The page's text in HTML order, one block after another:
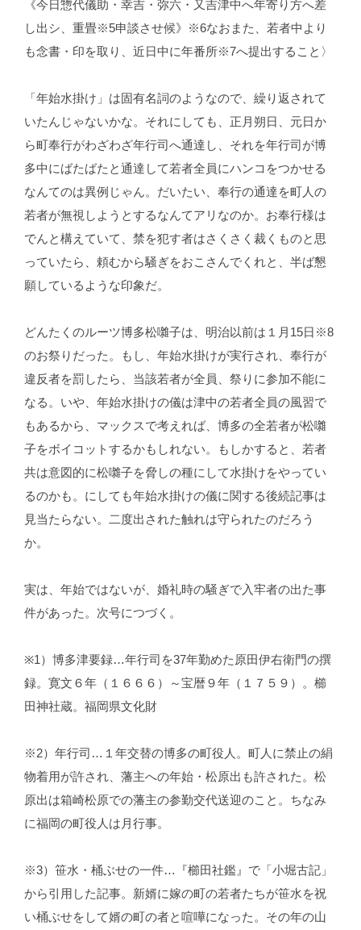
《今日惣代儀助・幸吉・弥六・又吉津中へ年寄り方へ差
し出シ、重畳※5申談させ候》※6なおまた、若者中より
も念書・印を取り、近日中に年番所※7へ提出すること〉
「年始水掛け」は固有名詞のようなので、繰り返されて
いたんじゃないかな。それにしても、正月朔日、元日か
ら町奉行がわざわざ年行司へ通達し、それを年行司が博
多中にばたばたと通達して若者全員にハンコをつかせる
なんてのは異例じゃん。だいたい、奉行の通達を町人の
若者が無視しようとするなんてアリなのか。お奉行様は
でんと構えていて、禁を犯す者はさくさく裁くものと思
っていたら、頼むから騒ぎをおこさんでくれと、半ば懇
願しているような印象だ。
どんたくのルーツ博多松囃子は、明治以前は１月15日※8
のお祭りだった。もし、年始水掛けが実行され、奉行が
違反者を罰したら、当該若者が全員、祭りに参加不能に
なる。いや、年始水掛けの儀は津中の若者全員の風習で
もあるから、マックスで考えれば、博多の全若者が松囃
子をボイコットするかもしれない。もしかすると、若者
共は意図的に松囃子を脅しの種にして水掛けをやってい
るのかも。にしても年始水掛けの儀に関する後続記事は
見当たらない。二度出された触れは守られたのだろう
か。
実は、年始ではないが、婚礼時の騒ぎで入牢者の出た事
件があった。次号につづく。
※1）博多津要録…年行司を37年勤めた原田伊右衛門の撰
録。寛文６年（１６６６）～宝暦９年（１７５９）。櫛
田神社蔵。福岡県文化財
※2）年行司…１年交替の博多の町役人。町人に禁止の絹
物着用が許され、藩主への年始・松原出も許された。松
原出は箱崎松原での藩主の参勤交代送迎のこと。ちなみ
に福岡の町役人は月行事。
※3）笹水・桶ぶせの一件…『櫛田社鑑』で「小堀古記」
から引用した記事。新婿に嫁の町の若者たちが笹水を祝
い桶ぶせをして婿の町の者と喧嘩になった。その年の山